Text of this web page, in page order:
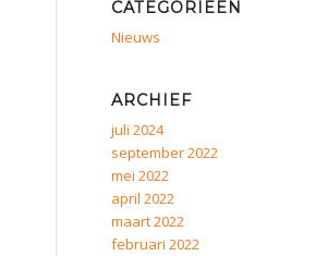
CATEGORIEËN
Nieuws
ARCHIEF
juli 2024
september 2022
mei 2022
april 2022
maart 2022
februari 2022